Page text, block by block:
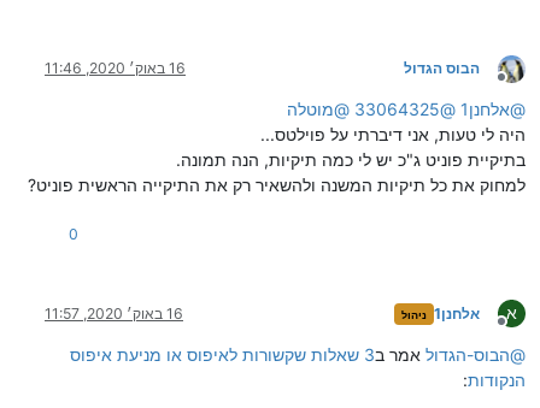
מנותק
הבוס הגדול 16 באוק׳ 2020, 11:46
@אלחנן1 @
33064325
@מוטלה
היה לי טעות, אני דיברתי על פוילטס...
בתיקיית פוניט ג"כ יש לי כמה תיקיות, הנה תמונה.
למחוק את כל תיקיות המשנה ולהשאיר רק את התיקייה הראשית פוניט?
0
א
מנותק
אלחנן1 ניהול 16 באוק׳ 2020, 11:57
@הבוס-הגדול אמר ב
3 שאלות שקשורות לאיפוס או מניעת איפוס
הנקודות: